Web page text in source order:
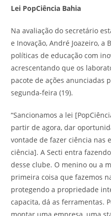
Lei PopCiência Bahia
Na avaliação do secretário
e Inovação, André Joazeiro,
políticas de educação com
acrescentando que os
pacote de ações anunciadas
segunda-feira (19).
“Sancionamos a lei
partir de agora, dar
vontade de fazer ciência nas
ciência]. A Secti entra
desse clube. O menino ou a
primeira coisa que fazemos
protegendo a propriedade
capacita, dá as ferramentas.